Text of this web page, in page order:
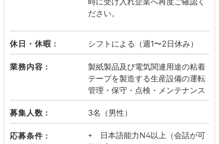
ださい。
休日・休暇 : シフトによる（週1〜2日休み）
業務内容 :
製紙製品及び電気関連用途の粘着
テープを製造する生産設備の運転
管理・保守・点検・メンテナンス
募集人数 : 3名（男性）
応募条件 :
+ 日本語能力N4以上（会話が可